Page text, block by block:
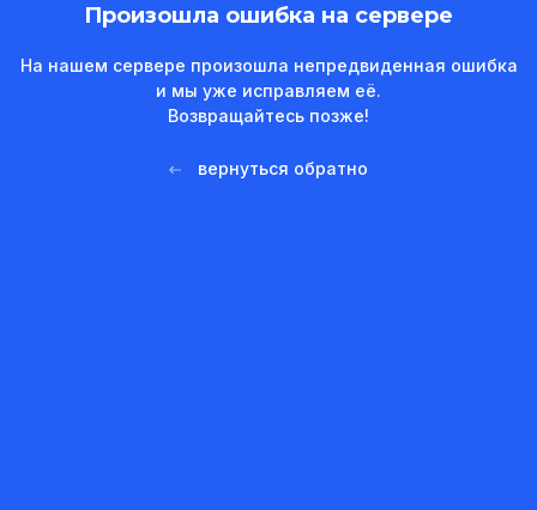
Произошла ошибка на сервере
На нашем сервере произошла непредвиденная ошибка
и мы уже исправляем её.
Возвращайтесь позже!
вернуться обратно